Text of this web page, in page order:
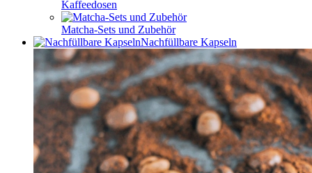
Kaffeedosen
Matcha-Sets und Zubehör
Nachfüllbare Kapseln